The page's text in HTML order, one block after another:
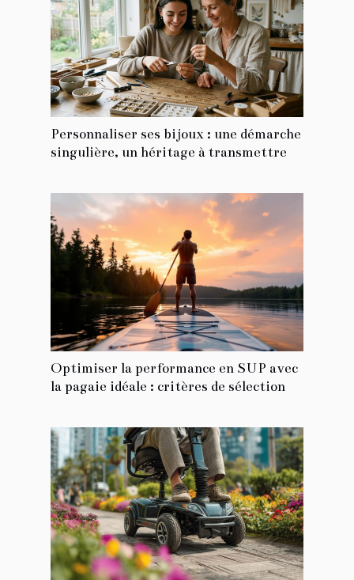
Personnaliser ses bijoux : une démarche
singulière, un héritage à transmettre
Optimiser la performance en SUP avec
la pagaie idéale : critères de sélection